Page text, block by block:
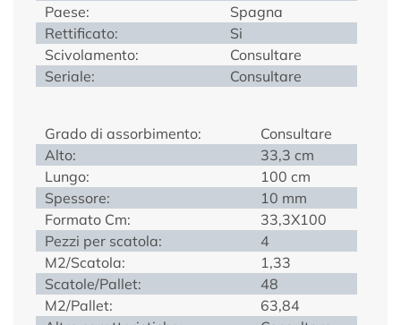
Paese:
Spagna
Rettificato:
Si
Scivolamento:
Consultare
Seriale:
Consultare
Grado di assorbimento:
Consultare
Alto:
33,3 cm
Lungo:
100 cm
Spessore:
10 mm
Formato Cm:
33,3X100
Pezzi per scatola:
4
M2/Scatola:
1,33
Scatole/Pallet:
48
M2/Pallet:
63,84